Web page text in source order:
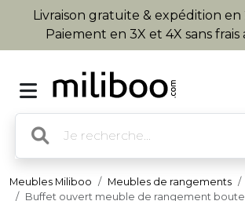
Livraison gratuite & expédition en
Paiement en 3X et 4X sans frais
Meubles Miliboo Meubles de rangements
Buffet ouvert meuble de rangement